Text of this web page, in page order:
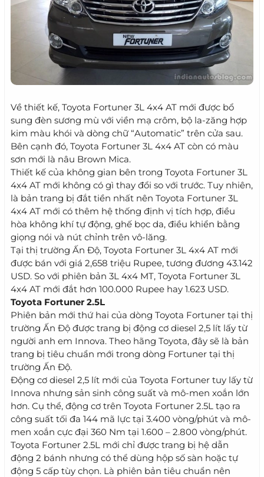
Về thiết kế, Toyota Fortuner 3L 4x4 AT mới được bổ
sung đèn sương mù với viền mạ crôm, bộ la-zăng hợp
kim màu khói và dòng chữ “Automatic” trên cửa sau.
Bên cạnh đó, Toyota Fortuner 3L 4x4 AT còn có màu
sơn mới là nâu Brown Mica.
Thiết kế của không gian bên trong Toyota Fortuner 3L
4x4 AT mới không có gì thay đổi so với trước. Tuy nhiên,
là bản trang bị đắt tiền nhất nên Toyota Fortuner 3L
4x4 AT mới có thêm hệ thống định vị tích hợp, điều
hòa không khí tự động, ghế bọc da, điều khiển bằng
giọng nói và nút chỉnh trên vô-lăng.
Tại thị trường Ấn Độ, Toyota Fortuner 3L 4x4 AT mới
được bán với giá 2,658 triệu Rupee, tương đương 43.142
USD. So với phiên bản 3L 4x4 MT, Toyota Fortuner 3L
4x4 AT mới đắt hơn 100.000 Rupee hay 1.623 USD.
Toyota Fortuner 2.5L
Phiên bản mới thứ hai của dòng Toyota Fortuner tại thị
trường Ấn Độ được trang bị động cơ diesel 2,5 lít lấy từ
người anh em Innova. Theo hãng Toyota, đây sẽ là bản
trang bị tiêu chuẩn mới trong dòng Fortuner tại thị
trường Ấn Độ.
Động cơ diesel 2,5 lít mới của Toyota Fortuner tuy lấy từ
Innova nhưng sản sinh công suất và mô-men xoắn lớn
hơn. Cụ thể, động cơ trên Toyota Fortuner 2.5L tạo ra
công suất tối đa 144 mã lực tại 3.400 vòng/phút và mô-
men xoắn cực đại 360 Nm tại 1.600 – 2.800 vòng/phút.
Toyota Fortuner 2.5L mới chỉ được trang bị hệ dẫn
động 2 bánh nhưng có thể dùng hộp số sàn hoặc tự
động 5 cấp tùy chọn. Là phiên bản tiêu chuẩn nên